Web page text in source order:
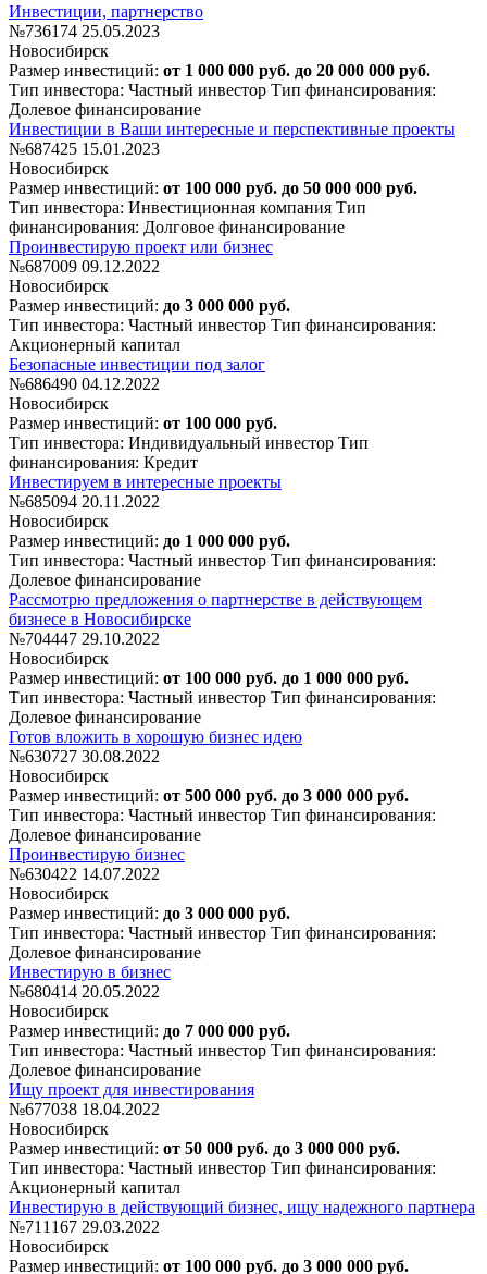
Инвестиции, партнерство
№736174 25.05.2023
Новосибирск
Размер инвестиций: от 1 000 000 руб. до 20 000 000 руб.
Тип инвестора: Частный инвестор Тип финансирования:
Долевое финансирование
Инвестиции в Ваши интересные и перспективные проекты
№687425 15.01.2023
Новосибирск
Размер инвестиций: от 100 000 руб. до 50 000 000 руб.
Тип инвестора: Инвестиционная компания Тип
финансирования: Долговое финансирование
Проинвестирую проект или бизнес
№687009 09.12.2022
Новосибирск
Размер инвестиций: до 3 000 000 руб.
Тип инвестора: Частный инвестор Тип финансирования:
Акционерный капитал
Безопасные инвестиции под залог
№686490 04.12.2022
Новосибирск
Размер инвестиций: от 100 000 руб.
Тип инвестора: Индивидуальный инвестор Тип
финансирования: Кредит
Инвестируем в интересные проекты
№685094 20.11.2022
Новосибирск
Размер инвестиций: до 1 000 000 руб.
Тип инвестора: Частный инвестор Тип финансирования:
Долевое финансирование
Рассмотрю предложения о партнерстве в действующем
бизнесе в Новосибирске
№704447 29.10.2022
Новосибирск
Размер инвестиций: от 100 000 руб. до 1 000 000 руб.
Тип инвестора: Частный инвестор Тип финансирования:
Долевое финансирование
Готов вложить в хорошую бизнес идею
№630727 30.08.2022
Новосибирск
Размер инвестиций: от 500 000 руб. до 3 000 000 руб.
Тип инвестора: Частный инвестор Тип финансирования:
Долевое финансирование
Проинвестирую бизнес
№630422 14.07.2022
Новосибирск
Размер инвестиций: до 3 000 000 руб.
Тип инвестора: Частный инвестор Тип финансирования:
Долевое финансирование
Инвестирую в бизнес
№680414 20.05.2022
Новосибирск
Размер инвестиций: до 7 000 000 руб.
Тип инвестора: Частный инвестор Тип финансирования:
Долевое финансирование
Ищу проект для инвестирования
№677038 18.04.2022
Новосибирск
Размер инвестиций: от 50 000 руб. до 3 000 000 руб.
Тип инвестора: Частный инвестор Тип финансирования:
Акционерный капитал
Инвестирую в действующий бизнес, ищу надежного партнера
№711167 29.03.2022
Новосибирск
Размер инвестиций: от 100 000 руб. до 3 000 000 руб.